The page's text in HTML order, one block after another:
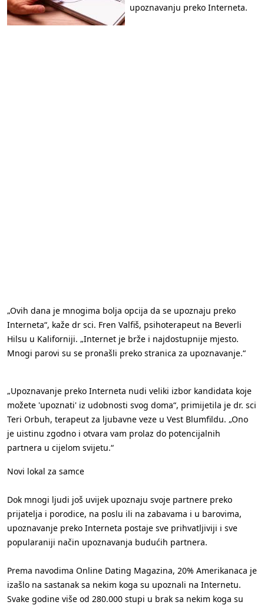
upoznavanju preko Interneta.
„Ovih dana je mnogima bolja opcija da se upoznaju preko
Interneta“, kaže dr sci. Fren Valfiš, psihoterapeut na Beverli
Hilsu u Kaliforniji. „Internet je brže i najdostupnije mjesto.
Mnogi parovi su se pronašli preko stranica za upoznavanje.“
„Upoznavanje preko Interneta nudi veliki izbor kandidata koje
možete 'upoznati' iz udobnosti svog doma“, primijetila je dr. sci
Teri Orbuh, terapeut za ljubavne veze u Vest Blumfildu. „Ono
je uistinu zgodno i otvara vam prolaz do potencijalnih
partnera u cijelom svijetu.“
Novi lokal za samce
Dok mnogi ljudi još uvijek upoznaju svoje partnere preko
prijatelja i porodice, na poslu ili na zabavama i u barovima,
upoznavanje preko Interneta postaje sve prihvatljiviji i sve
popularaniji način upoznavanja budućih partnera.
Prema navodima Online Dating Magazina, 20% Amerikanaca je
izašlo na sastanak sa nekim koga su upoznali na Internetu.
Svake godine više od 280.000 stupi u brak sa nekim koga su